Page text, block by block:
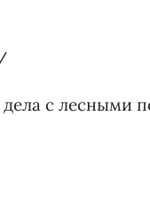
дела с лесными